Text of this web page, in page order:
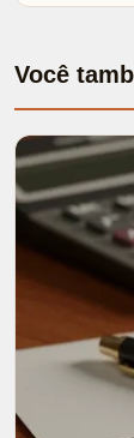
Você